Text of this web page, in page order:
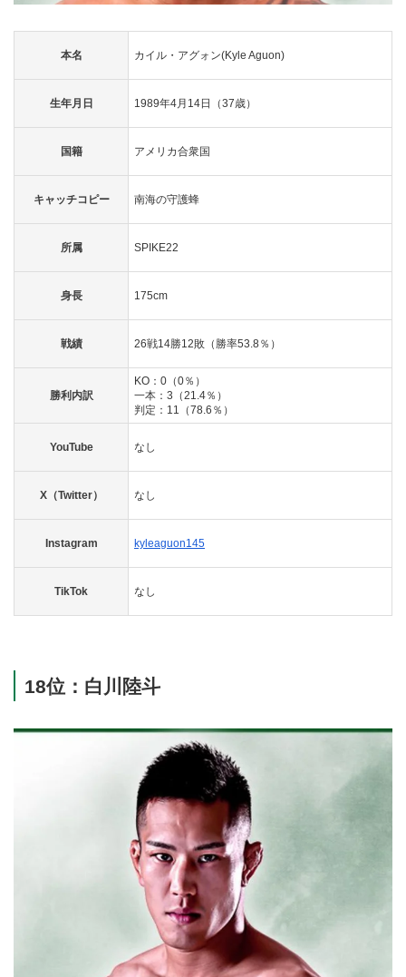
本名 カイル・アグォン(Kyle Aguon)
生年月日 1989年4月14日（37歳）
国籍 アメリカ合衆国
キャッチコピー 南海の守護蜂
所属 SPIKE22
身長 175cm
戦績 26戦14勝12敗（勝率53.8％）
勝利内訳
KO：0（0％）
一本：3（21.4％）
判定：11（78.6％）
YouTube なし
X（Twitter） なし
Instagram kyleaguon145
TikTok なし
18位：白川陸斗